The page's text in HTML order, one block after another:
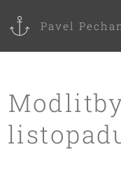
Pavel